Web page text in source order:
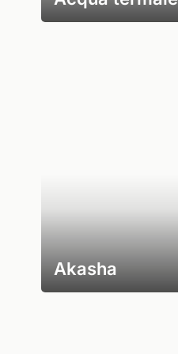
Akasha